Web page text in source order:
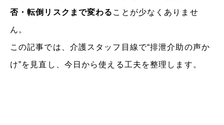
否・転倒リスクまで変わる ことが少なくありませ
ん。
この記事では、介護スタッフ目線で“排泄介助の声か
け”を見直し、今日から使える工夫を整理します。